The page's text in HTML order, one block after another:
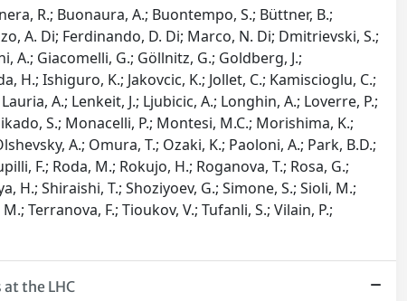
R.; Buonaura, A.; Buontempo, S.; Büttner, B.;
A. Di; Ferdinando, D. Di; Marco, N. Di; Dmitrievski, S.;
A.; Giacomelli, G.; Göllnitz, G.; Goldberg, J.;
H.; Ishiguro, K.; Jakovcic, K.; Jollet, C.; Kamiscioglu, C.;
A.; Lenkeit, J.; Ljubicic, A.; Longhin, A.; Loverre, P.;
S.; Monacelli, P.; Montesi, M.C.; Morishima, K.;
A.; Omura, T.; Ozaki, K.; Paoloni, A.; Park, B.D.;
F.; Roda, M.; Rokujo, H.; Roganova, T.; Rosa, G.;
H.; Shiraishi, T.; Shoziyoev, G.; Simone, S.; Sioli, M.;
Terranova, F.; Tioukov, V.; Tufanli, S.; Vilain, P.;
the LHC